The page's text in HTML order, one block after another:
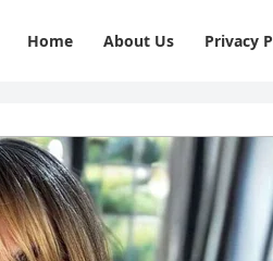
Home About Us Privacy